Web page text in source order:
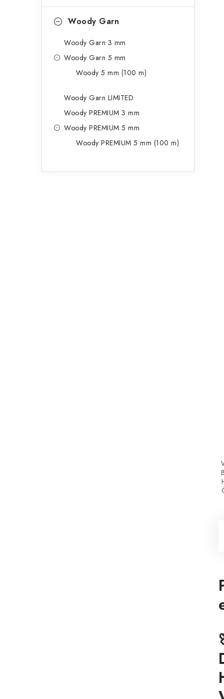
Woody Garn
Woody Garn 3 mm
Woody Garn 5 mm
Woody 5 mm (100 m)
Woody Garn LIMITED
Woody PREMIUM 3 mm
Woody PREMIUM 5 mm
Woody PREMIUM 5 mm (100 m)